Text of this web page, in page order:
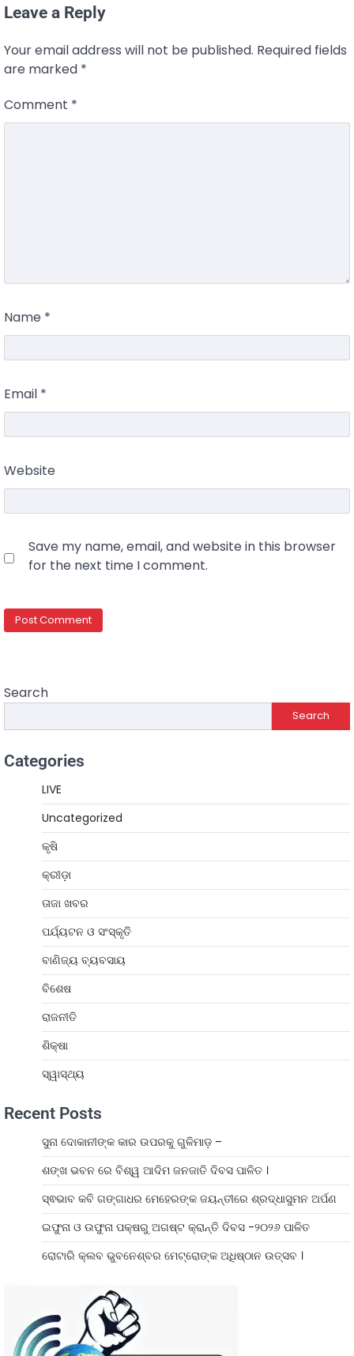
Leave a Reply
Your email address will not be published. Required fields
are marked *
Comment *
Name *
Email *
Website
Save my name, email, and website in this browser
for the next time I comment.
Search
Search
Categories
LIVE
Uncategorized
କୃଷି
କ୍ରୀଡ଼ା
ତାଜା ଖବର
ପର୍ଯ୍ୟଟନ ଓ ସଂସ୍କୃତି
ବାଣିଜ୍ୟ ବ୍ୟବସାୟ
ବିଶେଷ
ରାଜନୀତି
ଶିକ୍ଷା
ସ୍ୱାସ୍ଥ୍ୟ
Recent Posts
ସୁନା ଦୋକାନୀଙ୍କ କାର ଉପରକୁ ଗୁଳିମାଡ଼ –
ଶଙ୍ଖ ଭବନ ରେ ବିଶ୍ୱ ଆଦିମ ଜନଜାତି ଦିବସ ପାଳିତ ।
ସ୍ଵଭାବ କବି ଗଙ୍ଗାଧର ମେହେରଙ୍କ ଜୟନ୍ତୀରେ ଶ୍ରଦ୍ଧାସୁମନ ଅର୍ପଣ
ଇଫୁନା ଓ ଉଫୁନା ପକ୍ଷରୁ ଅଗଷ୍ଟ କ୍ରାନ୍ତି ଦିବସ -୨୦୨୬ ପାଳିତ
ରୋଟାରି କ୍ଲବ ଭୁବନେଶ୍ବର ମେଟ୍ରୋଙ୍କ ଅଧିଷ୍ଠାନ ଉତ୍ସବ ।